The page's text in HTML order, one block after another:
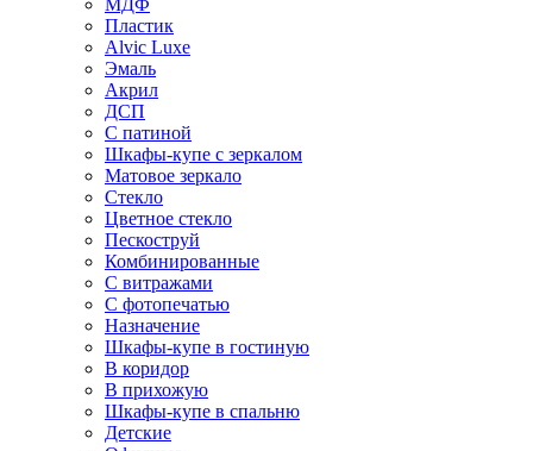
МДФ
Пластик
Alvic Luxe
Эмаль
Акрил
ДСП
С патиной
Шкафы-купе с зеркалом
Матовое зеркало
Стекло
Цветное стекло
Пескоструй
Комбинированные
С витражами
С фотопечатью
Назначение
Шкафы-купе в гостиную
В коридор
В прихожую
Шкафы-купе в спальню
Детские